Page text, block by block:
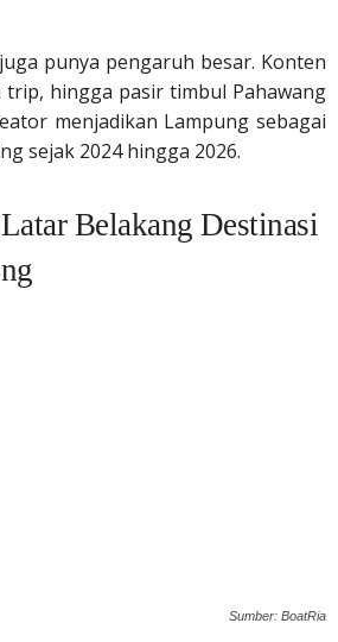
punya pengaruh besar. Konten
hingga pasir timbul Pahawang
menjadikan Lampung sebagai
sejak 2024 hingga 2026.
Belakang Destinasi
Sumber: BoatRia